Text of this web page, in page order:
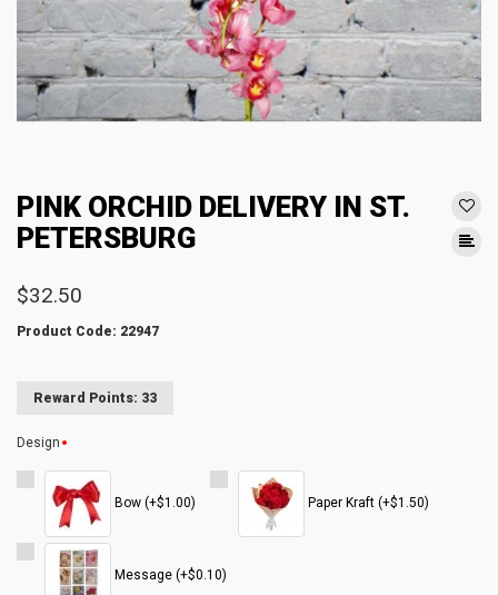
PINK ORCHID DELIVERY IN ST.
PETERSBURG
$32.50
Product Code: 22947
Reward Points: 33
Design
Bow (+$1.00) Paper Kraft (+$1.50)
Message (+$0.10)